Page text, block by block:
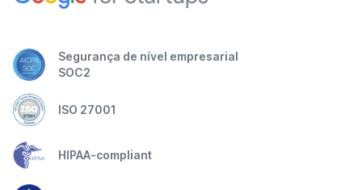
Segurança de nível empresarial
SOC2
ISO 27001
HIPAA-compliant